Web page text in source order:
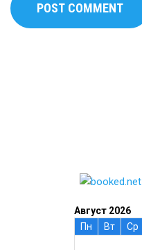
Август 2026
Пн
Вт Ср